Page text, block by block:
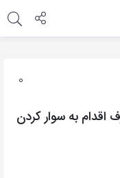
0
اقدام به سوار کردن